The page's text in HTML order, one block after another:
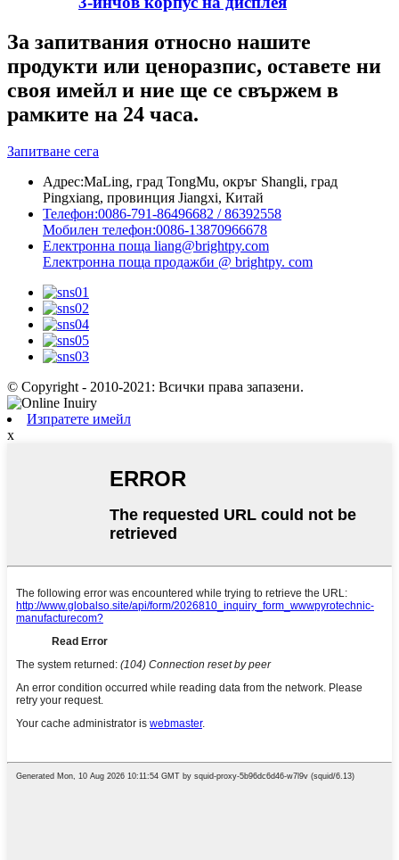
За запитвания относно нашите
продукти или ценоразпис, оставете ни
своя имейл и ние ще се свържем в
рамките на 24 часа.
Запитване сега
Адрес:MaLing, град TongMu, окръг Shangli, град
Pingxiang, провинция Jiangxi, Китай
Телефон:0086-791-86496682 / 86392558
Мобилен телефон:0086-13870966678
Електронна поща liang@brightpy.com
Електронна поща продажби @ brightpy. com
© Copyright - 2010-2021: Всички права запазени.
Изпратете имейл
x